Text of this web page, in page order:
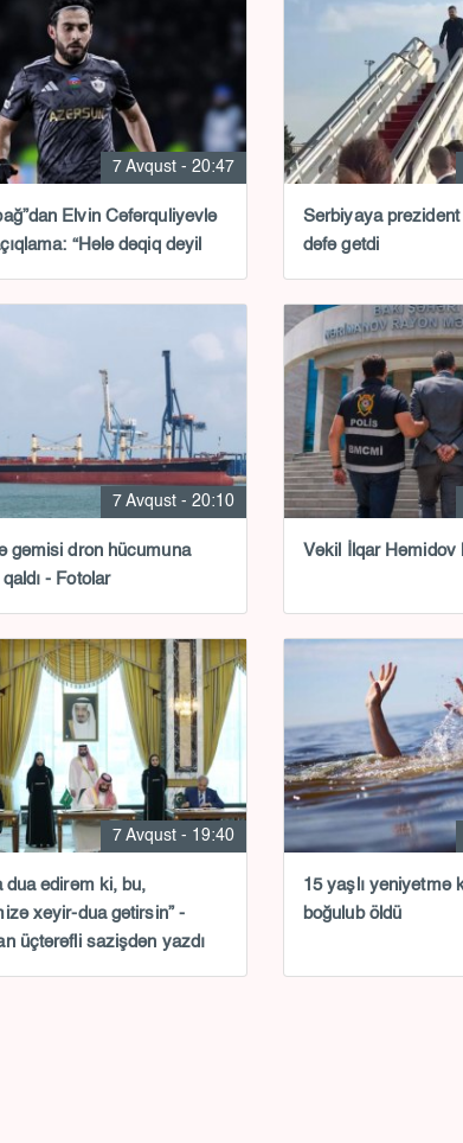
7 Avqust - 20:47
Elvin Cəfərquliyevlə
“Hələ dəqiq deyil
Serbiyaya
dəfə getdi
7 Avqust - 20:10
gəmisi dron hücumuna
- Fotolar
Vəkil İlqar Həmidov
7 Avqust - 19:40
dua edirəm ki, bu,
xeyir-dua gətirsin” -
üçtərəfli sazişdən yazdı
15 yaşlı yeniyetmə
boğulub öldü